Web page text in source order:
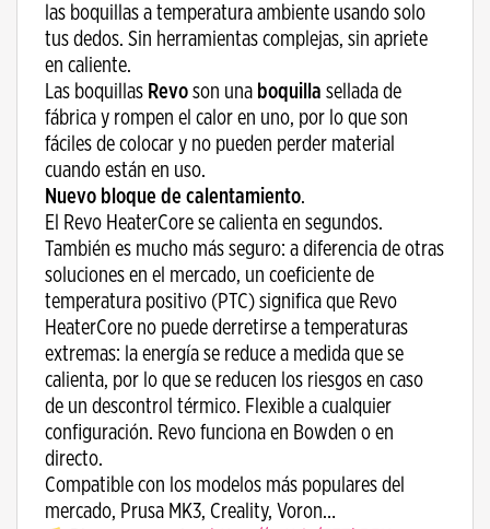
las boquillas a temperatura ambiente usando solo
tus dedos. Sin herramientas complejas, sin apriete
en caliente.
Las boquillas Revo son una boquilla sellada de
fábrica y rompen el calor en uno, por lo que son
fáciles de colocar y no pueden perder material
cuando están en uso.
Nuevo bloque de calentamiento.
El Revo HeaterCore se calienta en segundos.
También es mucho más seguro: a diferencia de otras
soluciones en el mercado, un coeficiente de
temperatura positivo (PTC) significa que Revo
HeaterCore no puede derretirse a temperaturas
extremas: la energía se reduce a medida que se
calienta, por lo que se reducen los riesgos en caso
de un descontrol térmico. Flexible a cualquier
configuración. Revo funciona en Bowden o en
directo.
Compatible con los modelos más populares del
mercado, Prusa MK3, Creality, Voron…